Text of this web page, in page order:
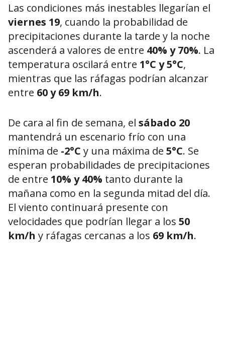
Las condiciones más inestables llegarían el
viernes 19, cuando la probabilidad de
precipitaciones durante la tarde y la noche
ascenderá a valores de entre 40% y 70%. La
temperatura oscilará entre 1°C y 5°C,
mientras que las ráfagas podrían alcanzar
entre 60 y 69 km/h.
De cara al fin de semana, el sábado 20
mantendrá un escenario frío con una
mínima de -2°C y una máxima de 5°C. Se
esperan probabilidades de precipitaciones
de entre 10% y 40% tanto durante la
mañana como en la segunda mitad del día.
El viento continuará presente con
velocidades que podrían llegar a los 50
km/h y ráfagas cercanas a los 69 km/h.